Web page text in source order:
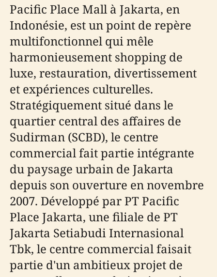
Pacific Place Mall à Jakarta, en
Indonésie, est un point de repère
multifonctionnel qui mêle
harmonieusement shopping de
luxe, restauration, divertissement
et expériences culturelles.
Stratégiquement situé dans le
quartier central des affaires de
Sudirman (SCBD), le centre
commercial fait partie intégrante
du paysage urbain de Jakarta
depuis son ouverture en novembre
2007. Développé par PT Pacific
Place Jakarta, une filiale de PT
Jakarta Setiabudi Internasional
Tbk, le centre commercial faisait
partie d'un ambitieux projet de